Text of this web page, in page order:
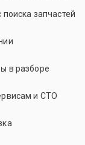
поиска запчастей
в разборе
и СТО